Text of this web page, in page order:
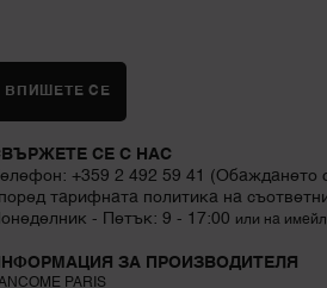
ВПИШЕТЕ СЕ
СЕ С НАС
+359 2 492 59 41 (Обаждането
тарифната политика на
- Петък: 9 - 17:00 или на имейл
ЗА ПРОИЗВОДИТЕЛЯ
PARIS